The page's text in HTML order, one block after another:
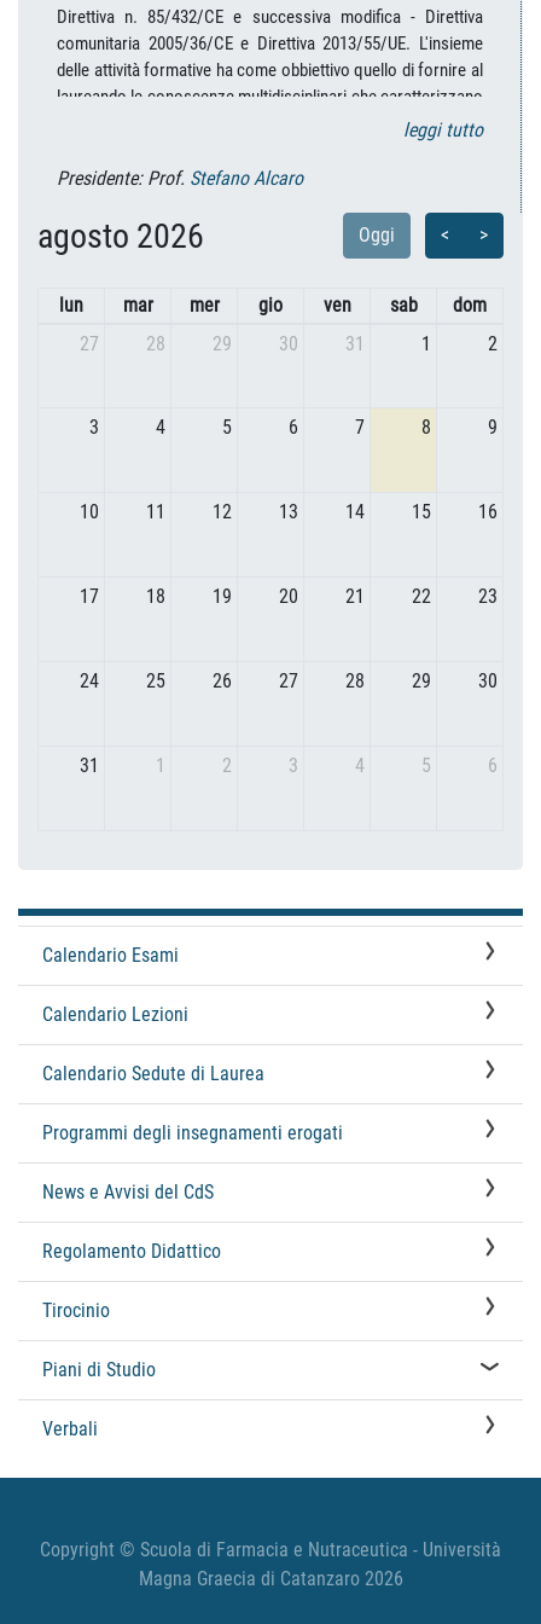
leggi tutto
Presidente: Prof. Stefano Alcaro
agosto 2026 Oggi < >
lun mar mer gio ven sab
dom
27
28 29 30 31 1 2
3 4 5 6 7 8 9
10 11 12 13 14 15 16
17 18 19 20 21 22 23
24 25 26 27 28 29 30
31 1 2 3 4 5 6
Calendario Esami
Calendario Lezioni
Calendario Sedute di Laurea
Programmi degli insegnamenti erogati
News e Avvisi del CdS
Regolamento Didattico
Tirocinio
Piani di Studio
Verbali
Copyright © Scuola di Farmacia e Nutraceutica - Università
Magna Graecia di Catanzaro 2026